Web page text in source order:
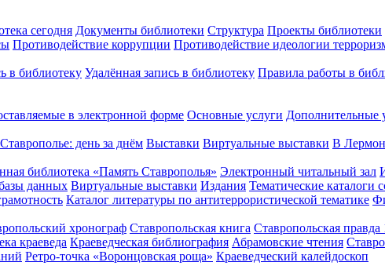
сегодня Документы библиотеки Структура Проекты библиотеки
Противодействие коррупции Противодействие идеологии
в библиотеку Удалённая запись в библиотеку Правила работы в
в электронной форме Основные услуги Дополнительные
Ставрополье: день за днём Выставки Виртуальные выставки В
библиотека «Память Ставрополья» Электронный читальный зал
данных Виртуальные выставки Издания Тематические каталоги
Каталог литературы по антитеррористической тематике
хронограф Ставропольская книга Ставропольская правда
краеведа Краеведческая библиография Абрамовские чтения
Ретро-точка «Воронцовская роща» Краеведческий калейдоскоп